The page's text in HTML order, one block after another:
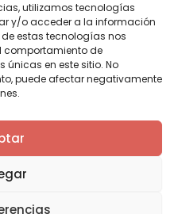
utilizamos tecnologías
y/o acceder a la información
estas tecnologías nos
comportamiento de
en este sitio. No
puede afectar negativamente
sociales
Y
o
u
t
n